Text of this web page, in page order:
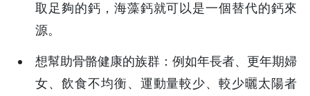
取足夠的鈣，海藻鈣就可以是一個替代的鈣來
源。
想幫助骨骼健康的族群：例如年長者、更年期婦
女、飲食不均衡、運動量較少、較少曬太陽者